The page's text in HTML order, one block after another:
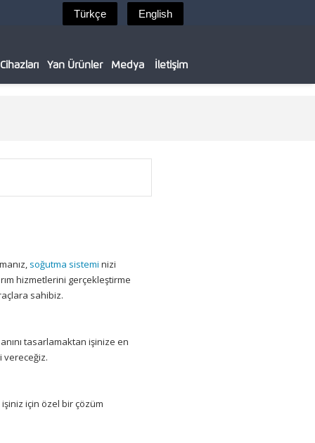
Yan Ürünler Medya İletişim
soğutma sistemi nizi
hizmetlerini gerçekleştirme
sahibiz.
tasarlamaktan işinize en
vereceğiz.
için özel bir çözüm